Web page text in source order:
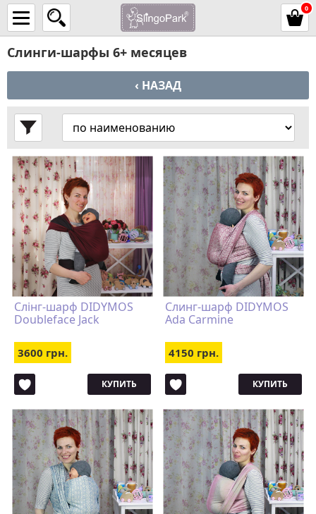
0
Слинги-шарфы 6+ месяцев
‹ НАЗАД
Слінг-шарф DIDYMOS
Doubleface Jack
3600 грн.
КУПИТЬ
Слинг-шарф DIDYMOS
Ada Carmine
4150 грн.
КУПИТЬ